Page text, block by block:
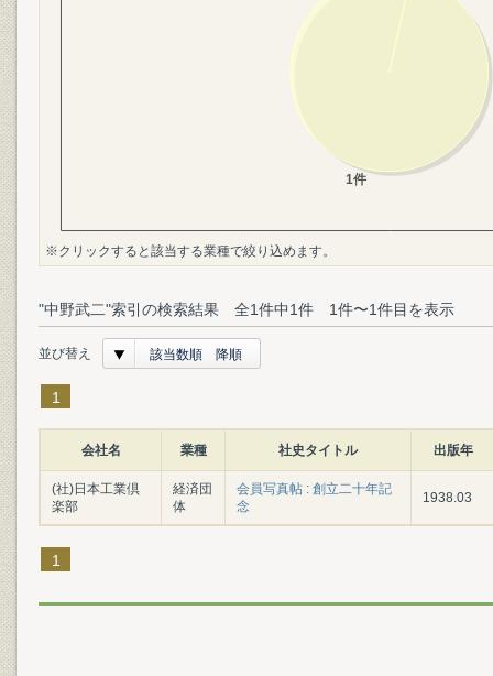
※クリックすると該当する業種で絞り込めます。
"中野武二"索引の検索結果 全1件中1件 1件〜1件目を表示
並び替え 該当数順 降順
1
会社名 業種 社史タイトル 出版年
(社)日本工業倶
楽部
経済団
体
会員写真帖 : 創立二十年記
念
1938.03
1